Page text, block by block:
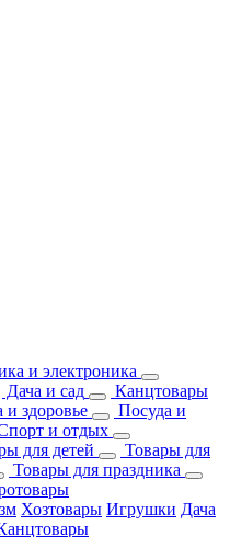
и электроника
Дача и сад
Канцтовары
и здоровье
Посуда и
и отдых
для детей
Товары для
Товары для праздника
Хозтовары Игрушки Дача